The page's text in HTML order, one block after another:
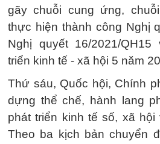
gãy chuỗi cung ứng,
thực hiện thành công Nghị
Nghị quyết 16/2021/
triển kinh tế - xã hội 5 năm
Thứ sáu, Quốc hội, Chính
dựng thể chế, hành lang
phát triển kinh tế số, xã
Theo ba kịch bản chuyển